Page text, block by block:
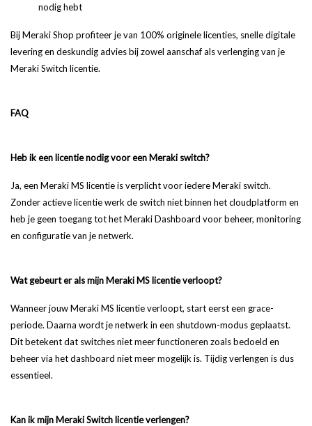
nodig hebt
Bij Meraki Shop profiteer je van 100% originele licenties, snelle digitale
levering en deskundig advies bij zowel aanschaf als verlenging van je
Meraki Switch licentie.
FAQ
Heb ik een licentie nodig voor een Meraki switch?
Ja, een Meraki MS licentie is verplicht voor iedere Meraki switch.
Zonder actieve licentie werk de switch niet binnen het cloudplatform en
heb je geen toegang tot het Meraki Dashboard voor beheer, monitoring
en configuratie van je netwerk.
Wat gebeurt er als mijn Meraki MS licentie verloopt?
Wanneer jouw Meraki MS licentie verloopt, start eerst een grace-
periode. Daarna wordt je netwerk in een shutdown-modus geplaatst.
Dit betekent dat switches niet meer functioneren zoals bedoeld en
beheer via het dashboard niet meer mogelijk is. Tijdig verlengen is dus
essentieel.
Kan ik mijn Meraki Switch licentie verlengen?